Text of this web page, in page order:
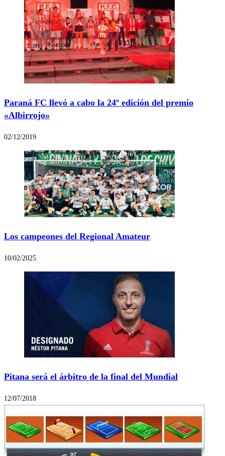
Paraná FC llevó a cabo la 24º edición del premio
«Albirrojo»
02/12/2019
Los campeones del Regional Amateur
10/02/2025
Pitana será el árbitro de la final del Mundial
12/07/2018